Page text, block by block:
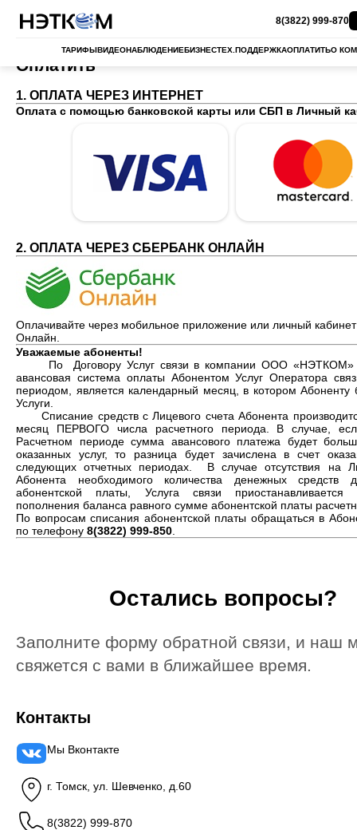
ТАРИФЫВИДЕОНАБЛЮДЕНИЕБИЗНЕСТЕХ.ПОДДЕРЖКАОПЛАТИТЬО
8(3822) 999-870
Оплатить
1. ОПЛАТА ЧЕРЕЗ ИНТЕРНЕТ
Оплата с помощью банковской карты или СБП в Личный
2. ОПЛАТА ЧЕРЕЗ СБЕРБАНК ОНЛАЙН
Оплачивайте через мобильное приложение или личный
Онлайн.
Уважаемые абоненты!
По Договору Услуг связи в компании ООО «НЭТКОМ»
авансовая система оплаты Абонентом Услуг Оператора
периодом, является календарный месяц, в котором Абоненту
Услуги.
Списание средств с Лицевого счета Абонента
месяц ПЕРВОГО числа расчетного периода. В случае,
Расчетном периоде сумма авансового платежа будет
оказанных услуг, то разница будет зачислена в счет
следующих отчетных периодах. В случае отсутствия на
Абонента необходимого количества денежных средств
абонентской платы, Услуга связи
пополнения баланса равного сумме абонентской платы
По вопросам списания абонентской платы обращаться в
по телефону 8(3822) 999-850
Остались вопросы?
Заполните форму обратной связи, и наш
свяжется с вами в ближайшее время.
Контакты
Мы Вконтакте
г. Томск, ул. Шевченко, д.60
8(3822) 999-870